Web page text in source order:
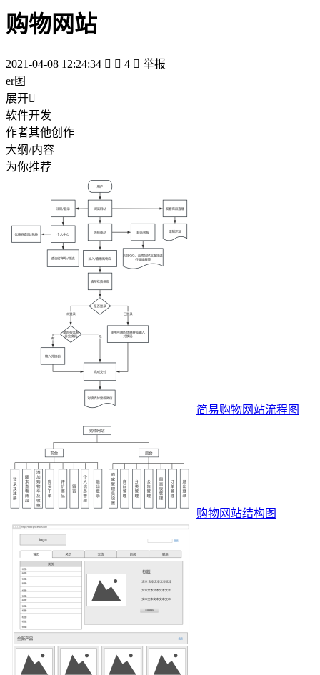
购物网站
2021-04-08 12:24:34   4  举报
er图
展开
软件开发
作者其他创作
大纲/内容
为你推荐
简易购物网站流程图
购物网站结构图